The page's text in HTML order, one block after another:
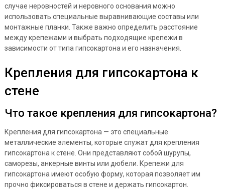
случае неровностей и неровного основания можно
использовать специальные выравнивающие составы или
монтажные планки. Также важно определить расстояние
между крепежами и выбрать подходящие крепежи в
зависимости от типа гипсокартона и его назначения.
Крепления для гипсокартона к
стене
Что такое крепления для гипсокартона?
Крепления для гипсокартона — это специальные
металлические элементы, которые служат для крепления
гипсокартона к стене. Они представляют собой шурупы,
саморезы, анкерные винты или дюбели. Крепежи для
гипсокартона имеют особую форму, которая позволяет им
прочно фиксироваться в стене и держать гипсокартон.